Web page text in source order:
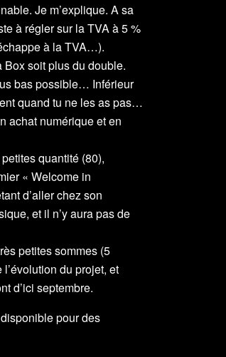
Je m’explique. A sa
à régler sur la TVA à 5 %
à la TVA…).
soit plus du double.
bas possible… Inférieur
quand tu ne les as pas…
achat numérique et en
quantité (80),
« Welcome in
d’aller chez son
et il n’y aura pas de
petites sommes (5
du projet, et
d’ici septembre.
pour des